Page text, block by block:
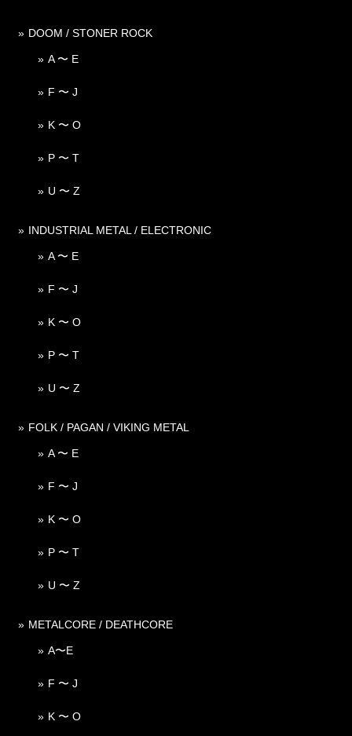
DOOM / STONER ROCK
A 〜 E
F 〜 J
K 〜 O
P 〜 T
U 〜 Z
INDUSTRIAL METAL / ELECTRONIC
A 〜 E
F 〜 J
K 〜 O
P 〜 T
U 〜 Z
FOLK / PAGAN / VIKING METAL
A 〜 E
F 〜 J
K 〜 O
P 〜 T
U 〜 Z
METALCORE / DEATHCORE
A〜E
F 〜 J
K 〜 O